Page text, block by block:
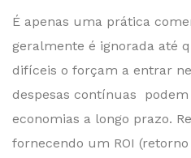
É apenas uma prática
geralmente é ignorada até
difíceis o forçam a entrar
despesas contínuas
economias a longo prazo.
fornecendo um ROI